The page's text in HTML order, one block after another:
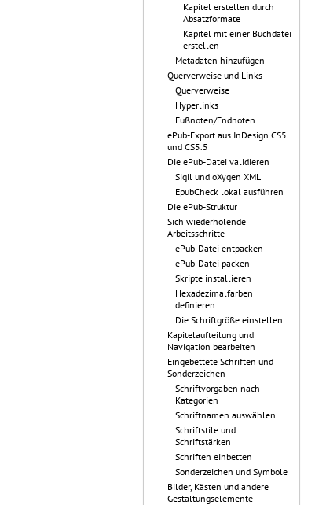
Kapitel erstellen durch
Absatzformate
Kapitel mit einer Buchdatei
erstellen
Metadaten hinzufügen
Querverweise und Links
Querverweise
Hyperlinks
Fußnoten/Endnoten
ePub-Export aus InDesign CS5
und CS5.5
Die ePub-Datei validieren
Sigil und oXygen XML
EpubCheck lokal ausführen
Die ePub-Struktur
Sich wiederholende
Arbeitsschritte
ePub-Datei entpacken
ePub-Datei packen
Skripte installieren
Hexadezimalfarben
definieren
Die Schriftgröße einstellen
Kapitelaufteilung und
Navigation bearbeiten
Eingebettete Schriften und
Sonderzeichen
Schriftvorgaben nach
Kategorien
Schriftnamen auswählen
Schriftstile und
Schriftstärken
Schriften einbetten
Sonderzeichen und Symbole
Bilder, Kästen und andere
Gestaltungselemente